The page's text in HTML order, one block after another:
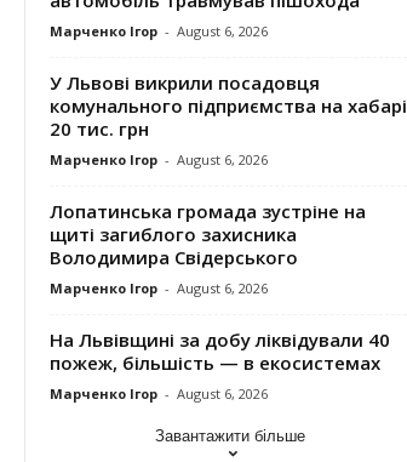
Марченко Ігор - August 6, 2026
У Львові викрили посадовця
комунального підприємства на хабарі
20 тис. грн
Марченко Ігор - August 6, 2026
Лопатинська громада зустріне на
щиті загиблого захисника
Володимира Свідерського
Марченко Ігор - August 6, 2026
На Львівщині за добу ліквідували 40
пожеж, більшість — в екосистемах
Марченко Ігор - August 6, 2026
Завантажити більше